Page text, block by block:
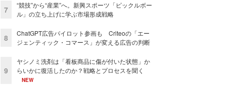
7
“競技”から“産業”へ。新興スポーツ「ピックルボー
ル」の立ち上げに学ぶ市場形成戦略
8
ChatGPT広告パイロット参画も Criteoの「エー
ジェンティック・コマース」が変える広告の判断
9
ヤシノミ洗剤は「看板商品に傷が付いた状態」か
らいかに復活したのか？戦略とプロセスを聞く
NEW